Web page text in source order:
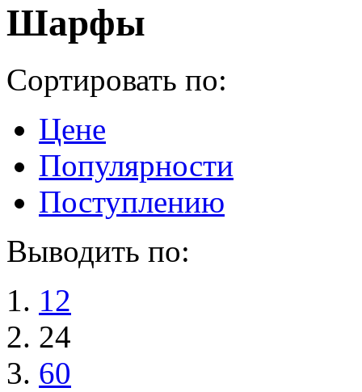
Шарфы
Сортировать по:
Цене
Популярности
Поступлению
Выводить по:
12
24
60